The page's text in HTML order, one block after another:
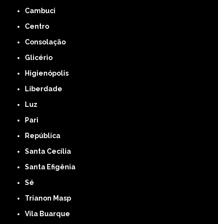
Cambuci
Centro
Consolação
Glicério
Higienópolis
Liberdade
Luz
Pari
República
Santa Cecília
Santa Efigênia
Sé
Trianon Masp
Vila Buarque